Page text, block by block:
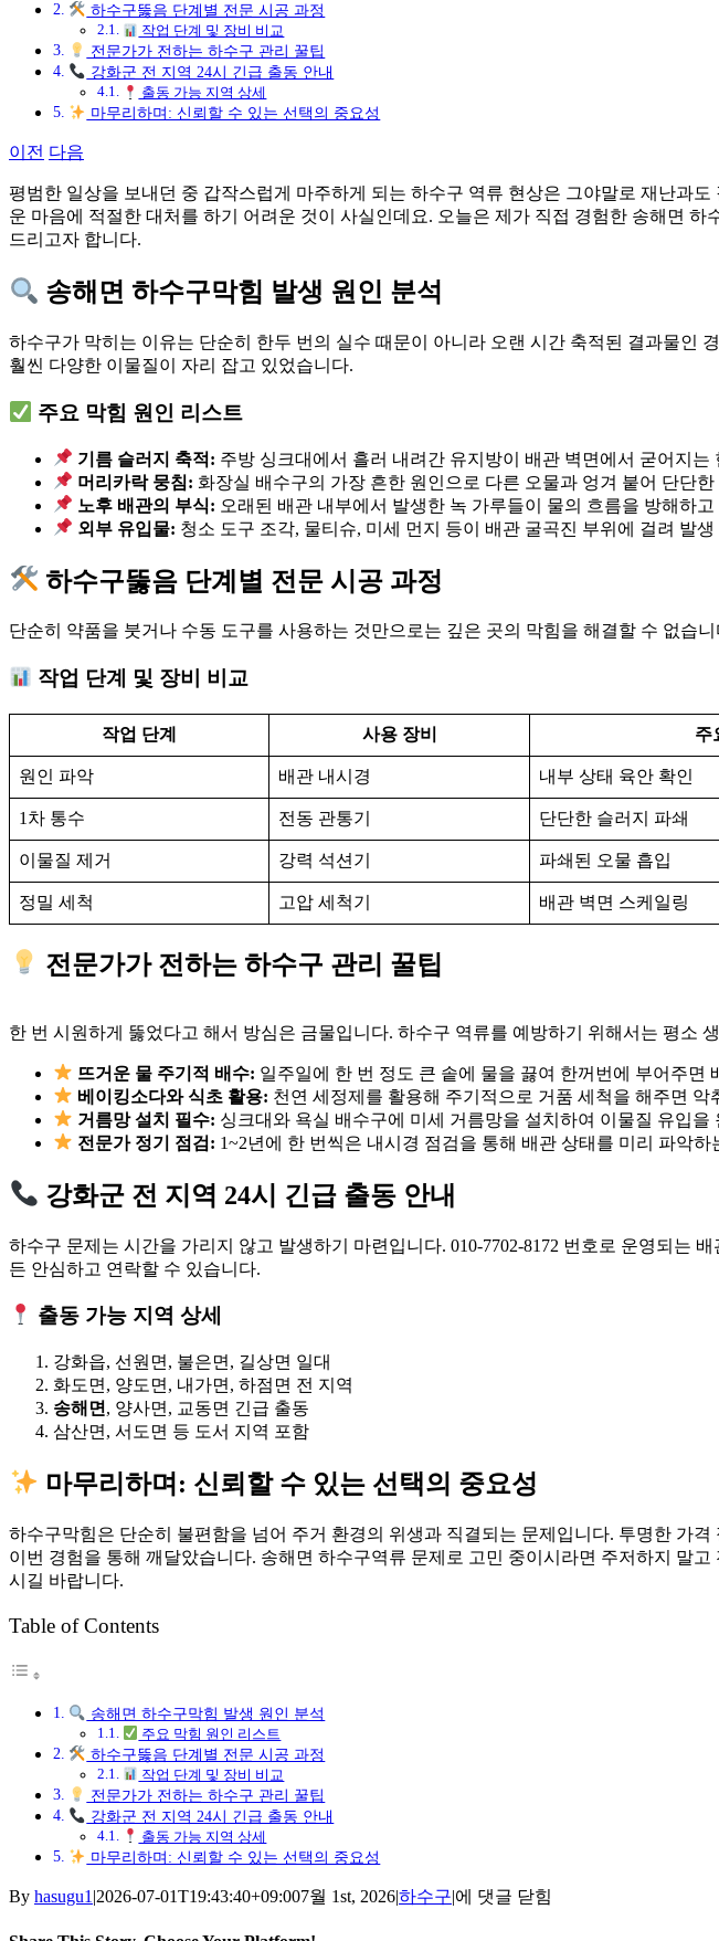
하수구뚫음 단계별 전문 시공 과정
작업 단계 및 장비 비교
전문가가 전하는 하수구 관리 꿀팁
강화군 전 지역 24시 긴급 출동 안내
출동 가능 지역 상세
마무리하며: 신뢰할 수 있는 선택의 중요성
이전 다음
평범한 일상을 보내던 중 갑작스럽게 마주하게 되는 하수구 역류 현상은 그야말로 재난과
운 마음에 적절한 대처를 하기 어려운 것이 사실인데요. 오늘은 제가 직접 경험한 송해면
드리고자 합니다.
송해면 하수구막힘 발생 원인 분석
하수구가 막히는 이유는 단순히 한두 번의 실수 때문이 아니라 오랜 시간 축적된 결과물인
훨씬 다양한 이물질이 자리 잡고 있었습니다.
주요 막힘 원인 리스트
기름 슬러지 축적: 주방 싱크대에서 흘러 내려간 유지방이 배관 벽면에서 굳어지는
머리카락 뭉침: 화장실 배수구의 가장 흔한 원인으로 다른 오물과 엉겨 붙어 단단한
노후 배관의 부식: 오래된 배관 내부에서 발생한 녹 가루들이 물의 흐름을 방해하
외부 유입물: 청소 도구 조각, 물티슈, 미세 먼지 등이 배관 굴곡진 부위에 걸려 발생
하수구뚫음 단계별 전문 시공 과정
단순히 약품을 붓거나 수동 도구를 사용하는 것만으로는 깊은 곳의 막힘을 해결할 수 없습
작업 단계 및 장비 비교
작업 단계 사용 장비 주
원인 파악 배관 내시경 내부 상태 육안 확인
1차 통수 전동 관통기 단단한 슬러지 파쇄
이물질 제거 강력 석션기 파쇄된 오물 흡입
정밀 세척 고압 세척기 배관 벽면 스케일링
전문가가 전하는 하수구 관리 꿀팁
한 번 시원하게 뚫었다고 해서 방심은 금물입니다. 하수구 역류를 예방하기 위해서는 평소
뜨거운 물 주기적 배수: 일주일에 한 번 정도 큰 솥에 물을 끓여 한꺼번에 부어주면
베이킹소다와 식초 활용: 천연 세정제를 활용해 주기적으로 거품 세척을 해주면
거름망 설치 필수: 싱크대와 욕실 배수구에 미세 거름망을 설치하여 이물질 유입을
전문가 정기 점검: 1~2년에 한 번씩은 내시경 점검을 통해 배관 상태를 미리 파악
강화군 전 지역 24시 긴급 출동 안내
하수구 문제는 시간을 가리지 않고 발생하기 마련입니다. 010-7702-8172 번호로 운영되는
든 안심하고 연락할 수 있습니다.
출동 가능 지역 상세
강화읍, 선원면, 불은면, 길상면 일대
화도면, 양도면, 내가면, 하점면 전 지역
송해면 , 양사면, 교동면 긴급 출동
삼산면, 서도면 등 도서 지역 포함
마무리하며: 신뢰할 수 있는 선택의 중요성
하수구막힘은 단순히 불편함을 넘어 주거 환경의 위생과 직결되는 문제입니다. 투명한 가
이번 경험을 통해 깨달았습니다. 송해면 하수구역류 문제로 고민 중이시라면 주저하지 말
시길 바랍니다.
Table of Contents
송해면 하수구막힘 발생 원인 분석
주요 막힘 원인 리스트
하수구뚫음 단계별 전문 시공 과정
작업 단계 및 장비 비교
전문가가 전하는 하수구 관리 꿀팁
강화군 전 지역 24시 긴급 출동 안내
출동 가능 지역 상세
마무리하며: 신뢰할 수 있는 선택의 중요성
By hasugu1 |2026-07-01T19:43:40+09:007월 1st, 2026|하수구|송
에 댓글 닫힘